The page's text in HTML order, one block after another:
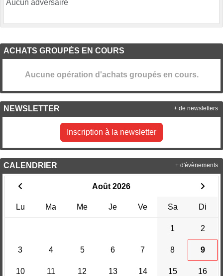
Aucun adversaire
ACHATS GROUPÉS EN COURS
Aucune opération d'achats groupés en cours.
NEWSLETTER
Inscription à la newsletter
+ de newsletters
CALENDRIER
Août 2026
Lu Ma Me Je Ve Sa Di
1 2
3 4 5 6 7 8 9
10 11 12 13 14 15 16
+ d'évènements